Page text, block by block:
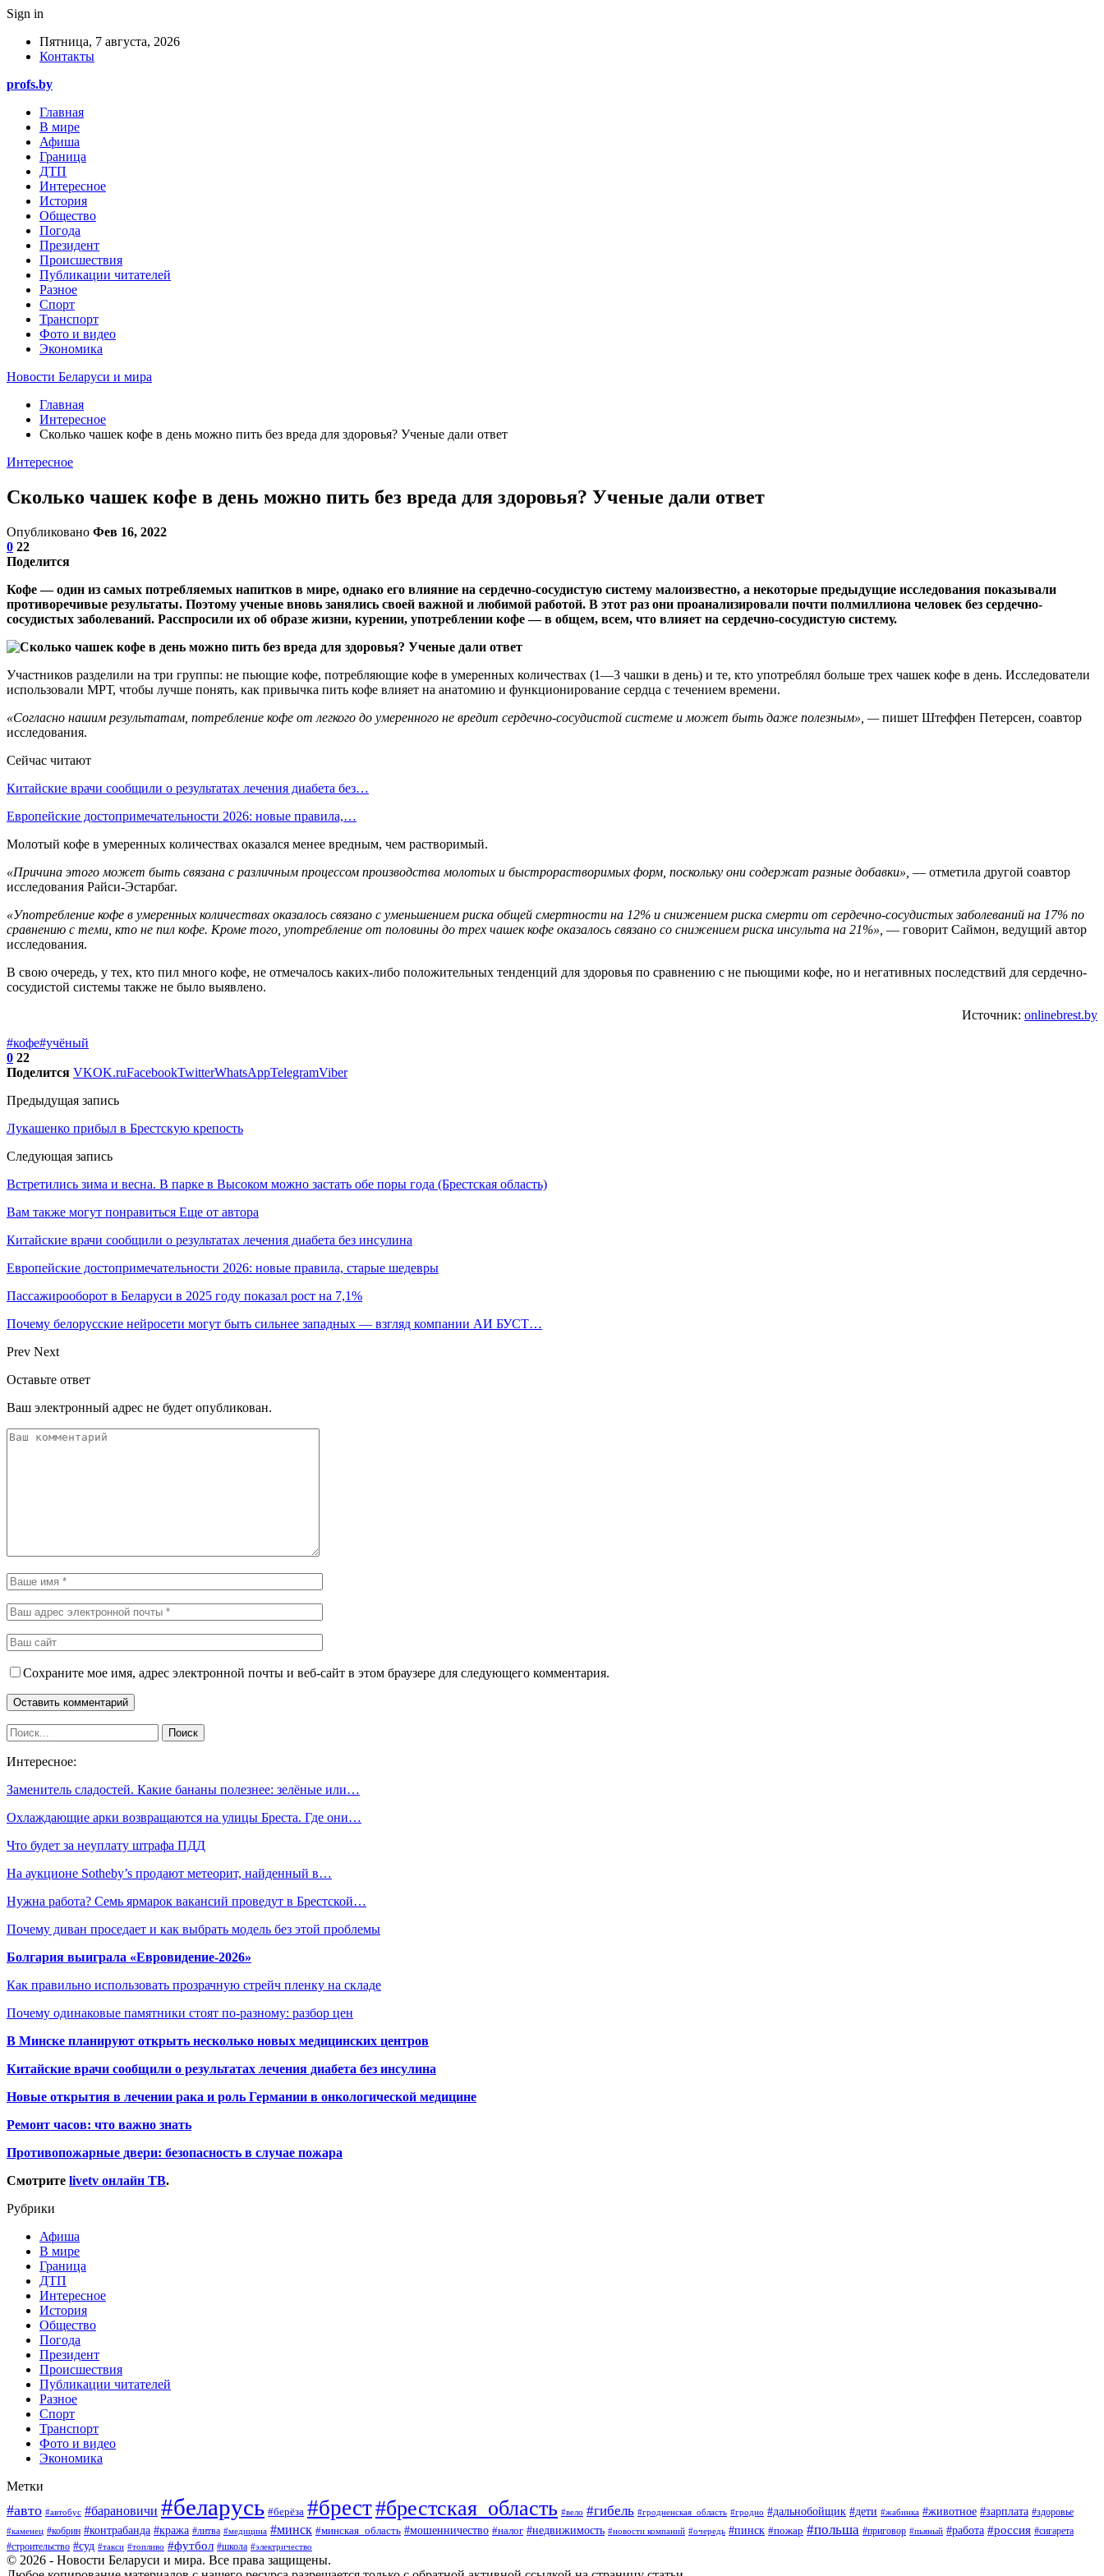
Sign in
Пятница, 7 августа, 2026
Контакты
profs.by
Главная
В мире
Афиша
Граница
ДТП
Интересное
История
Общество
Погода
Президент
Происшествия
Публикации читателей
Разное
Спорт
Транспорт
Фото и видео
Экономика
Новости Беларуси и мира
Главная
Интересное
Сколько чашек кофе в день можно пить без вреда для здоровья? Ученые дали ответ
Интересное
Сколько чашек кофе в день можно пить без вреда для здоровья? Ученые дали ответ
Опубликовано Фев 16, 2022
0 22
Поделится
Кофе — один из самых потребляемых напитков в мире, однако его влияние на сердечно-сосудистую систему малоизвестно, а некоторые предыдущие исследования показывали
противоречивые результаты. Поэтому ученые вновь занялись своей важной и любимой работой. В этот раз они проанализировали почти полмиллиона человек без сердечно-
сосудистых заболеваний. Расспросили их об образе жизни, курении, употреблении кофе — в общем, всем, что влияет на сердечно-сосудистую систему.
Участников разделили на три группы: не пьющие кофе, потребляющие кофе в умеренных количествах (1—3 чашки в день) и те, кто употреблял больше трех чашек кофе в день. Исследователи
использовали МРТ, чтобы лучше понять, как привычка пить кофе влияет на анатомию и функционирование сердца с течением времени.
«Согласно нашим результатам, потребление кофе от легкого до умеренного не вредит сердечно-сосудистой системе и может быть даже полезным», —пишет Штеффен Петерсен, соавтор
исследования.
Сейчас читают
Китайские врачи сообщили о результатах лечения диабета без…
Европейские достопримечательности 2026: новые правила,…
Молотый кофе в умеренных количествах оказался менее вредным, чем растворимый.
«Причина этого может быть связана с различным процессом производства молотых и быстрорастворимых форм, поскольку они содержат разные добавки», — отметила другой соавтор
исследования Райси-Эстарбаг.
«Употребление кофе в умеренных количествах оказалось связано с уменьшением риска общей смертности на 12% и снижением риска смерти от сердечно-сосудистых заболеваний на 17% по
сравнению с теми, кто не пил кофе. Кроме того, употребление от половины до трех чашек кофе оказалось связано со снижением риска инсульта на 21%», — говорит Саймон, ведущий автор
исследования.
В свою очередь, у тех, кто пил много кофе, не отмечалось каких-либо положительных тенденций для здоровья по сравнению с не пьющими кофе, но и негативных последствий для сердечно-
сосудистой системы также не было выявлено.
Источник: onlinebrest.by
#кофе#учёный
0 22
Поделится VKOK.ruFacebookTwitterWhatsAppTelegramViber
Предыдущая запись
Лукашенко прибыл в Брестскую крепость
Следующая запись
Встретились зима и весна. В парке в Высоком можно застать обе поры года (Брестская область)
Вам также могут понравиться Еще от автора
Китайские врачи сообщили о результатах лечения диабета без инсулина
Европейские достопримечательности 2026: новые правила, старые шедевры
Пассажирооборот в Беларуси в 2025 году показал рост на 7,1%
Почему белорусские нейросети могут быть сильнее западных — взгляд компании АИ БУСТ…
Prev Next
Оставьте ответ
Ваш электронный адрес не будет опубликован.
Сохраните мое имя, адрес электронной почты и веб-сайт в этом браузере для следующего комментария.
Интересное:
Заменитель сладостей. Какие бананы полезнее: зелёные или…
Охлаждающие арки возвращаются на улицы Бреста. Где они…
Что будет за неуплату штрафа ПДД
На аукционе Sotheby’s продают метеорит, найденный в…
Нужна работа? Семь ярмарок вакансий проведут в Брестской…
Почему диван проседает и как выбрать модель без этой проблемы
Болгария выиграла «Евровидение-2026»
Как правильно использовать прозрачную стрейч пленку на складе
Почему одинаковые памятники стоят по-разному: разбор цен
В Минске планируют открыть несколько новых медицинских центров
Китайские врачи сообщили о результатах лечения диабета без инсулина
Новые открытия в лечении рака и роль Германии в онкологической медицине
Ремонт часов: что важно знать
Противопожарные двери: безопасность в случае пожара
Смотрите livetv онлайн ТВ.
Рубрики
Афиша
В мире
Граница
ДТП
Интересное
История
Общество
Погода
Президент
Происшествия
Публикации читателей
Разное
Спорт
Транспорт
Фото и видео
Экономика
Метки
#авто #автобус #барановичи #беларусь #берёза #брест#брестская_область #вело #гибель #гродненская_область #гродно #дальнобойщик #дети #жабинка #животное #зарплата #здоровье
#каменец #кобрин #контрабанда #кража #литва #медицина #минск #минская_область #мошенничество #налог #недвижимость #новости компаний #очередь #пинск #пожар #польша #приговор #пьяный #работа #россия #сигарета
#строительство #суд #такси #топливо #футбол #школа #электричество
© 2026 - Новости Беларуси и мира. Все права защищены.